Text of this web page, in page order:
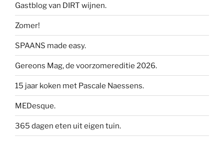
Gastblog van DIRT wijnen.
Zomer!
SPAANS made easy.
Gereons Mag, de voorzomereditie 2026.
15 jaar koken met Pascale Naessens.
MEDesque.
365 dagen eten uit eigen tuin.